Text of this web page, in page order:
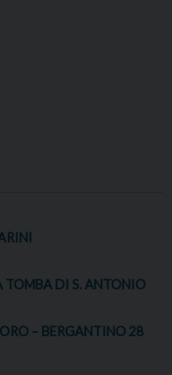
TOMBA DI S. ANTONIO
– BERGANTINO 28